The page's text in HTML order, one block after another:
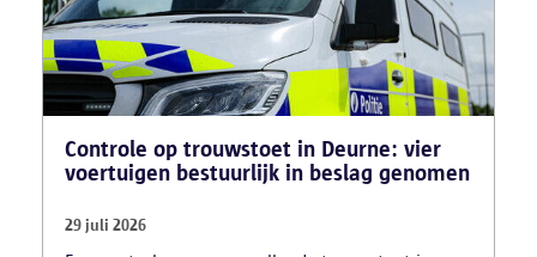
Controle op trouwstoet in Deurne: vier
voertuigen bestuurlijk in beslag genomen
29 juli 2026